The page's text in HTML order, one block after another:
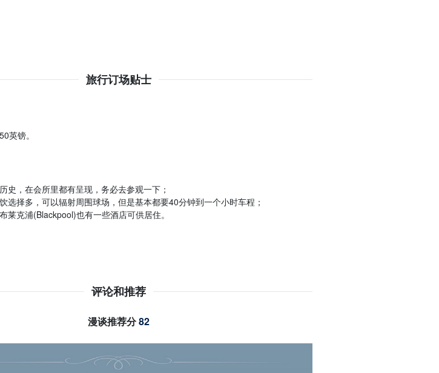
旅行订场贴士
英镑。
史，在会所里都有呈现，务必去参观一下；
选择多，可以辐射周围球场，但是基本都要40分钟到一个小时车程；
莱克浦(Blackpool)也有一些酒店可供居住。
评论和推荐
漫谈推荐分82